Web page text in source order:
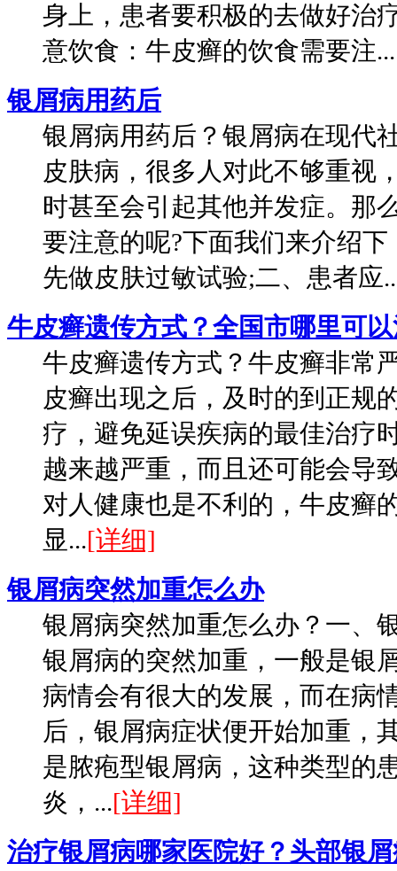
身上，患者要积极的去做好治
意饮食：牛皮癣的饮食需要注...
银屑病用药后
银屑病用药后？银屑病在现代
皮肤病，很多人对此不够重视
时甚至会引起其他并发症。那
要注意的呢?下面我们来介绍
先做皮肤过敏试验;二、患者应
牛皮癣遗传方式？全国市哪里可
牛皮癣遗传方式？牛皮癣非常
皮癣出现之后，及时的到正规
疗，避免延误疾病的最佳治疗
越来越严重，而且还可能会导
对人健康也是不利的，牛皮癣
显...[详细]
银屑病突然加重怎么办
银屑病突然加重怎么办？一、
银屑病的突然加重，一般是银
病情会有很大的发展，而在病
后，银屑病症状便开始加重，
是脓疱型银屑病，这种类型的
炎，...[详细]
治疗银屑病哪家医院好？头部银